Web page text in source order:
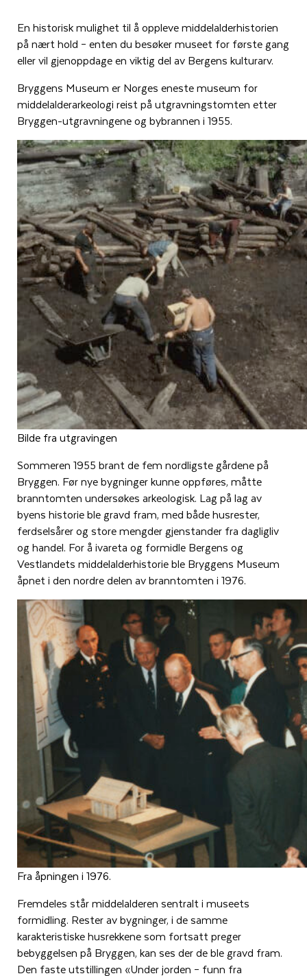
En historisk mulighet til å oppleve middelalderhistorien
på nært hold – enten du besøker museet for første gang
eller vil gjenoppdage en viktig del av Bergens kulturarv.
Bryggens Museum er Norges eneste museum for
middelalderarkeologi reist på utgravningstomten etter
Bryggen-utgravningene og bybrannen i 1955.
Bilde fra utgravingen
Sommeren 1955 brant de fem nordligste gårdene på
Bryggen. Før nye bygninger kunne oppføres, måtte
branntomten undersøkes arkeologisk. Lag på lag av
byens historie ble gravd fram, med både husrester,
ferdselsårer og store mengder gjenstander fra dagligliv
og handel. For å ivareta og formidle Bergens og
Vestlandets middelalderhistorie ble Bryggens Museum
åpnet i den nordre delen av branntomten i 1976.
Fra åpningen i 1976.
Fremdeles står middelalderen sentralt i museets
formidling. Rester av bygninger, i de samme
karakteristiske husrekkene som fortsatt preger
bebyggelsen på Bryggen, kan ses der de ble gravd fram.
Den faste utstillingen «Under jorden – funn fra